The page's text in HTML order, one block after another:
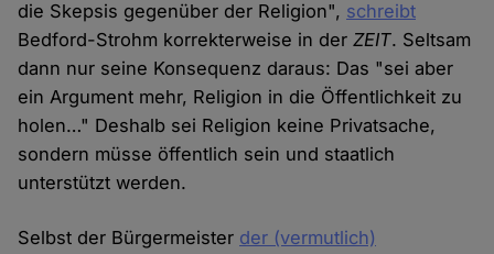
die Skepsis gegenüber der Religion", schreibt
Bedford-Strohm korrekterweise in derZEIT. Seltsam
dann nur seine Konsequenz daraus: Das "sei aber
ein Argument mehr, Religion in die Öffentlichkeit zu
holen…" Deshalb sei Religion keine Privatsache,
sondern müsse öffentlich sein und staatlich
unterstützt werden.
Selbst der Bürgermeister der (vermutlich)